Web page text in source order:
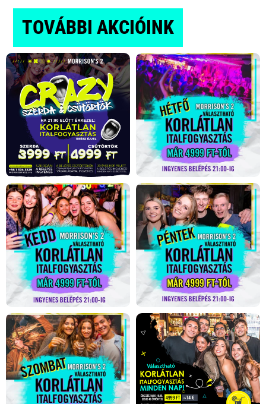
TOVÁBBI AKCIÓINK